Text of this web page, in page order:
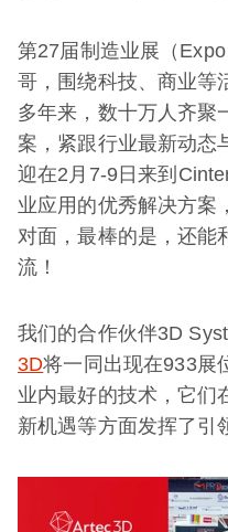
第27届制造业展（
哥，围绕科技、商业等
多年来，数十万人齐聚
案，紧跟行业最新动态
迎在2月7-9日来到
业应用的优秀解决方案
对面，最棒的是，还能
流！
我们的合作伙伴3D
3D将一同出现在933展
业内最好的技术，它们
新机遇等方面发挥了引